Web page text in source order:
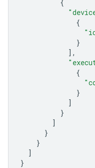
{
{
}
],
{
}
]
}
]
}
}
]
}